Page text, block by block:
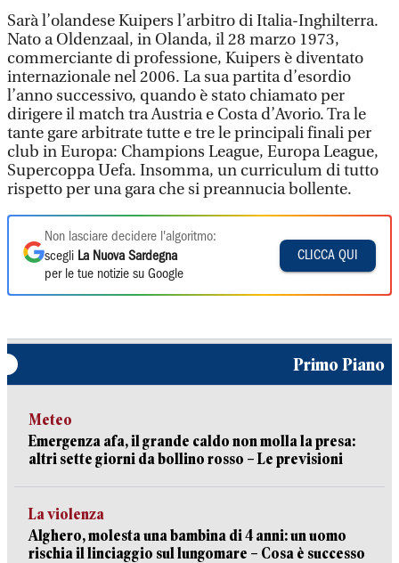
Sarà l’olandese Kuipers l’arbitro di Italia-Inghilterra.
Nato a Oldenzaal, in Olanda, il 28 marzo 1973,
commerciante di professione, Kuipers è diventato
internazionale nel 2006. La sua partita d’esordio
l’anno successivo, quando è stato chiamato per
dirigere il match tra Austria e Costa d’Avorio. Tra le
tante gare arbitrate tutte e tre le principali finali per
club in Europa: Champions League, Europa League,
Supercoppa Uefa. Insomma, un curriculum di tutto
rispetto per una gara che si preannucia bollente.
Non lasciare decidere l'algoritmo:
scegli La Nuova Sardegna
per le tue notizie su Google
CLICCA QUI
Primo Piano
Meteo
Emergenza afa, il grande caldo non molla la presa:
altri sette giorni da bollino rosso – Le previsioni
La violenza
Alghero, molesta una bambina di 4 anni: un uomo
rischia il linciaggio sul lungomare – Cosa è successo